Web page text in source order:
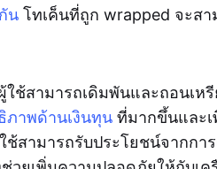
น โทเค็นที่ถูก wrapped จะส
ใช้สามารถเดิมพันและถอนเห
ภาพด้านเงินทุน ที่มากขึ้นและเ
ช้สามารถรับประโยชน์จากกา